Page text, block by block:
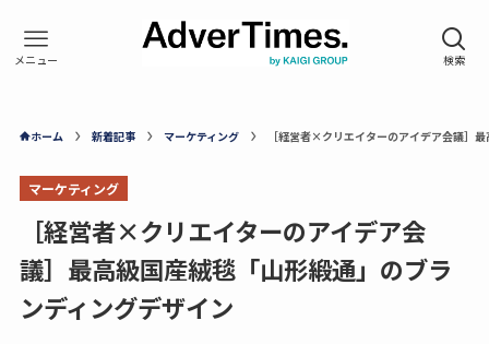
ホーム 新着記事 マーケティング ［経営者×クリエイターのアイデア会議］
マーケティング
［経営者×クリエイターのアイデア会
議］最高級国産絨毯「山形緞通」のブラ
ンディングデザイン